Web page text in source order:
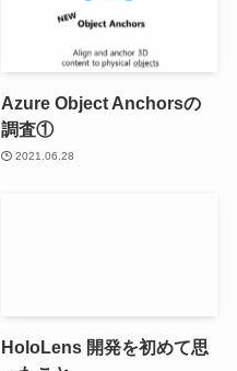
Azure Object Anchorsの
調査①
2021.06.28
HoloLens 開発を初めて思